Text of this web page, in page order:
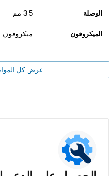
الوصلة 3.5 مم
الميكروفون
عرض كل